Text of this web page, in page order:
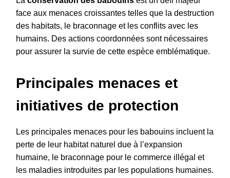
face aux menaces croissantes telles que la destruction
des habitats, le braconnage et les conflits avec les
humains. Des actions coordonnées sont nécessaires
pour assurer la survie de cette espèce emblématique.
Principales menaces et
initiatives de protection
Les principales menaces pour les babouins incluent la
perte de leur habitat naturel due à l’expansion
humaine, le braconnage pour le commerce illégal et
les maladies introduites par les populations humaines.